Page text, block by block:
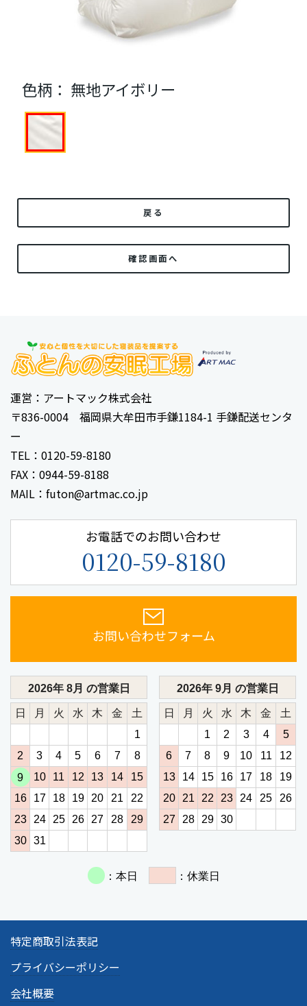
色柄： 無地アイボリー
戻る
確認画面へ
運営：アートマック株式会社
〒836-0004 福岡県大牟田市手鎌1184-1 手鎌配送センタ
ー
TEL：0120-59-8180
FAX：0944-59-8188
MAIL：futon@artmac.co.jp
お電話でのお問い合わせ
0120-59-8180
お問い合わせフォーム
特定商取引法表記
プライバシーポリシー
会社概要